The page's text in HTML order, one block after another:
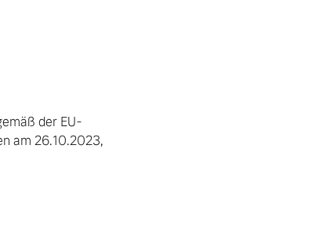
der EU-
am 26.10.2023,